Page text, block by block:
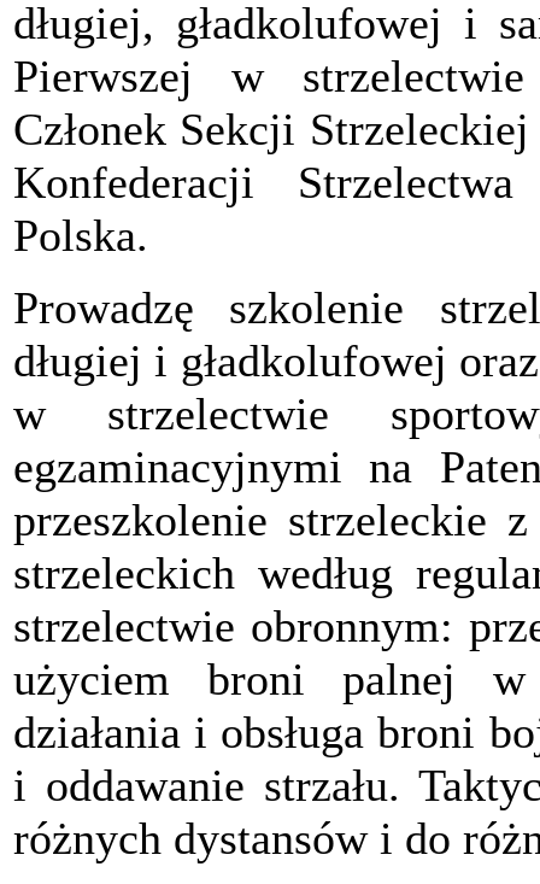
długiej, gładkolufowej i
Pierwszej w
Członek Sekcji
Konfederacji
Polska.
Prowadzę szkolenie
długiej i gładkolufowej
w strzelectwie
egzaminacyjnymi na
przeszkolenie strzeleckie
strzeleckich według
strzelectwie obronnym:
użyciem broni palnej w
działania i obsługa broni
i oddawanie strzału.
różnych dystansów i do